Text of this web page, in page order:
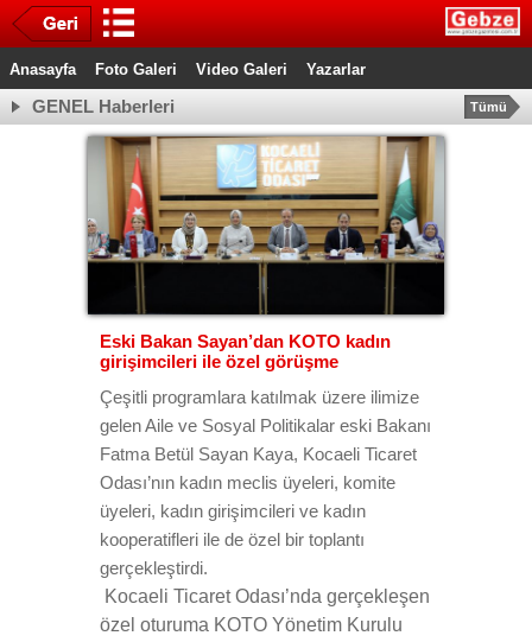
Anasayfa Foto Galeri Video Galeri Yazarlar
GENEL Haberleri Tümü
Eski Bakan Sayan’dan KOTO kadın
girişimcileri ile özel görüşme
Çeşitli programlara katılmak üzere ilimize
gelen Aile ve Sosyal Politikalar eski Bakanı
Fatma Betül Sayan Kaya, Kocaeli Ticaret
Odası’nın kadın meclis üyeleri, komite
üyeleri, kadın girişimcileri ve kadın
kooperatifleri ile de özel bir toplantı
gerçekleştirdi.
Kocaeli Ticaret Odası’nda gerçekleşen
özel oturuma KOTO Yönetim Kurulu